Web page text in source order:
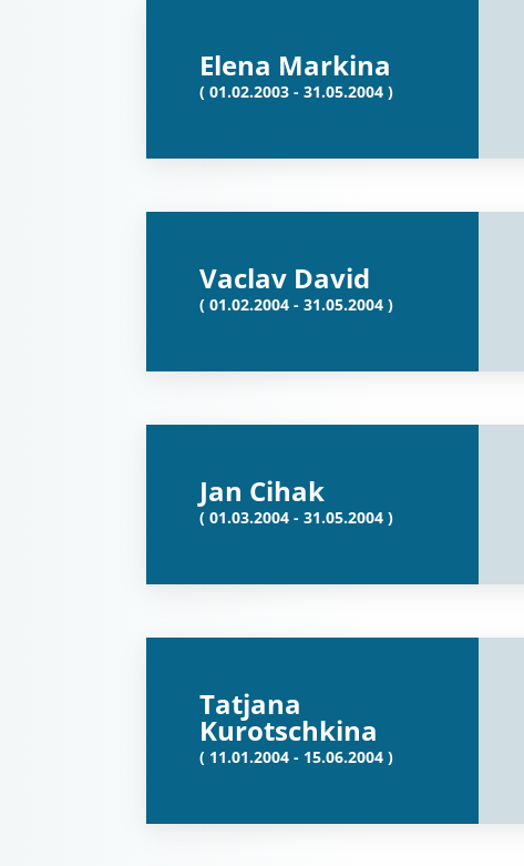
Elena Markina
( 01.02.2003 - 31.05.2004 )
Vaclav David
( 01.02.2004 - 31.05.2004 )
Jan Cihak
( 01.03.2004 - 31.05.2004 )
Tatjana
Kurotschkina
( 11.01.2004 - 15.06.2004 )